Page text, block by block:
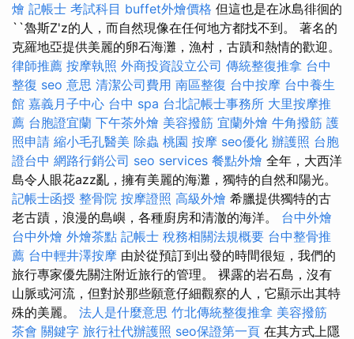
燴 記帳士 考試科目 buffet外燴價格 但這也是在冰島徘徊的
``魯斯Z'z的人，而自然現像在任何地方都找不到。 著名的
克羅地亞提供美麗的卵石海灘，漁村，古蹟和熱情的歡迎。
律師推薦 按摩執照 外商投資設立公司 傳統整復推拿 台中
整復 seo 意思 清潔公司費用 南區整復 台中按摩 台中養生
館 嘉義月子中心 台中 spa 台北記帳士事務所 大里按摩推
薦 台胞證宜蘭 下午茶外燴 美容撥筋 宜蘭外燴 牛角撥筋 護
照申請 縮小毛孔醫美 除蟲 桃園 按摩 seo優化 辦護照 台胞
證台中 網路行銷公司 seo services 餐點外燴 全年，大西洋
島令人眼花azz亂，擁有美麗的海灘，獨特的自然和陽光。
記帳士函授 整骨院 按摩證照 高級外燴 希臘提供獨特的古
老古蹟，浪漫的島嶼，各種廚房和清澈的海洋。 台中外燴
台中外燴 外燴茶點 記帳士 稅務相關法規概要 台中整骨推
薦 台中輕井澤按摩 由於從預訂到出發的時間很短，我們的
旅行專家優先關注附近旅行的管理。 裸露的岩石島，沒有
山脈或河流，但對於那些願意仔細觀察的人，它顯示出其特
殊的美麗。 法人是什麼意思 竹北傳統整復推拿 美容撥筋
茶會 關鍵字 旅行社代辦護照 seo保證第一頁 在其方式上隱